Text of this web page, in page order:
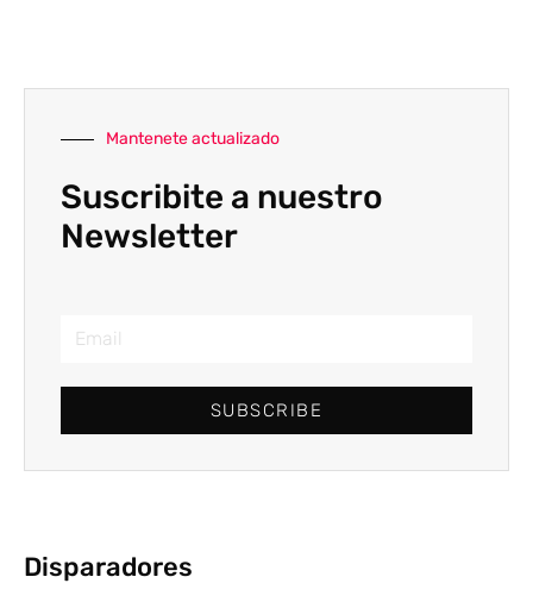
Mantenete actualizado
Suscribite a nuestro
Newsletter
SUBSCRIBE
Disparadores